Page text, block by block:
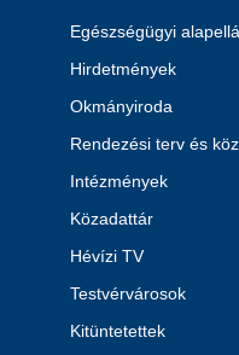
Egészségügyi
Hirdetmények
Okmányiroda
Rendezési terv és
Intézmények
Közadattár
Hévízi TV
Testvérvárosok
Kitüntetettek